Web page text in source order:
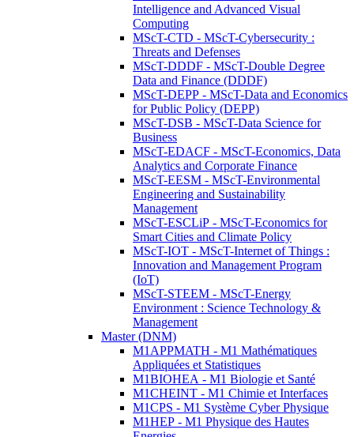
Intelligence and Advanced Visual
Computing
MScT-CTD - MScT-Cybersecurity :
Threats and Defenses
MScT-DDDF - MScT-Double Degree
Data and Finance (DDDF)
MScT-DEPP - MScT-Data and Economics
for Public Policy (DEPP)
MScT-DSB - MScT-Data Science for
Business
MScT-EDACF - MScT-Economics, Data
Analytics and Corporate Finance
MScT-EESM - MScT-Environmental
Engineering and Sustainability
Management
MScT-ESCLiP - MScT-Economics for
Smart Cities and Climate Policy
MScT-IOT - MScT-Internet of Things :
Innovation and Management Program
(IoT)
MScT-STEEM - MScT-Energy
Environment : Science Technology &
Management
Master (DNM)
M1APPMATH - M1 Mathématiques
Appliquées et Statistiques
M1BIOHEA - M1 Biologie et Santé
M1CHEINT - M1 Chimie et Interfaces
M1CPS - M1 Système Cyber Physique
M1HEP - M1 Physique des Hautes